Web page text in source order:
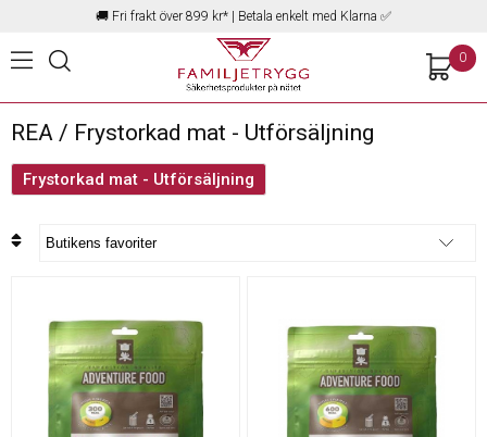
🚚 Fri frakt över 899 kr* | Betala enkelt med Klarna ✅
0
REA / Frystorkad mat - Utförsäljning
Frystorkad mat - Utförsäljning